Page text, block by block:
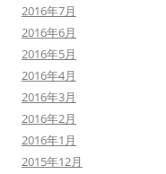
2016年7月
2016年6月
2016年5月
2016年4月
2016年3月
2016年2月
2016年1月
2015年12月